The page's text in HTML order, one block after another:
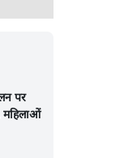
पर
महिलाओं